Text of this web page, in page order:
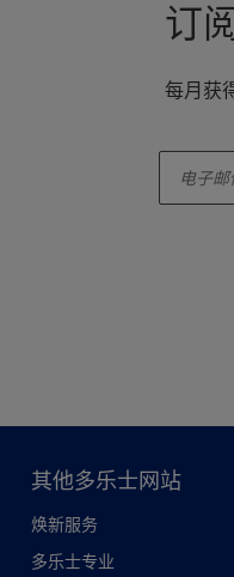
订
每月获
其他多乐士网站
焕新服务
多乐士专业